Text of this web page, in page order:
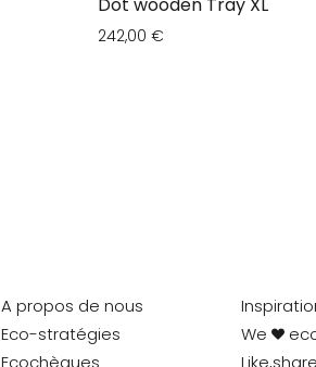
242,00 €
A propos de nous
Eco-stratégies
Ecochèques
We